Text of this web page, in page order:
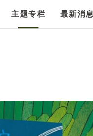
主题专栏 最新消息